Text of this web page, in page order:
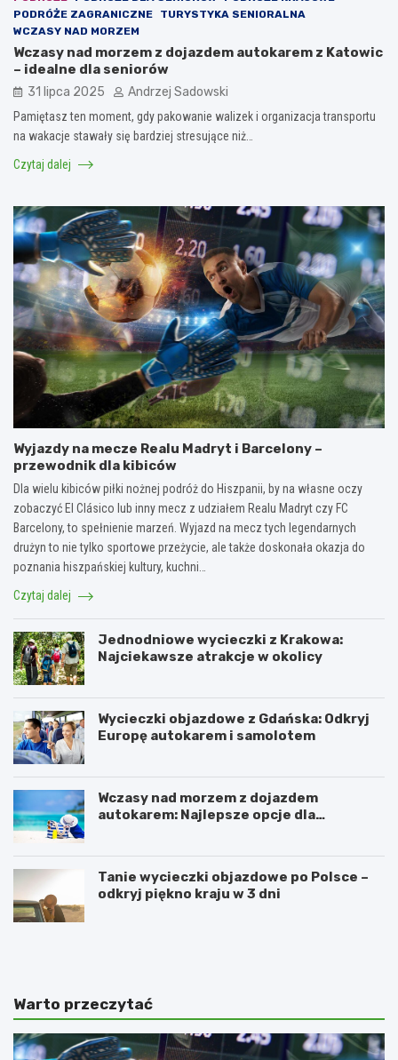
PODRÓŻE ZAGRANICZNE
TURYSTYKA SENIORALNA
WCZASY NAD MORZEM
Wczasy nad morzem z dojazdem autokarem z Katowic
– idealne dla seniorów
31 lipca 2025 Andrzej Sadowski
Pamiętasz ten moment, gdy pakowanie walizek i organizacja transportu
na wakacje stawały się bardziej stresujące niż…
Czytaj dalej
Wyjazdy na mecze Realu Madryt i Barcelony –
przewodnik dla kibiców
Dla wielu kibiców piłki nożnej podróż do Hiszpanii, by na własne oczy
zobaczyć El Clásico lub inny mecz z udziałem Realu Madryt czy FC
Barcelony, to spełnienie marzeń. Wyjazd na mecz tych legendarnych
drużyn to nie tylko sportowe przeżycie, ale także doskonała okazja do
poznania hiszpańskiej kultury, kuchni…
Czytaj dalej
Jednodniowe wycieczki z Krakowa:
Najciekawsze atrakcje w okolicy
Wycieczki objazdowe z Gdańska: Odkryj
Europę autokarem i samolotem
Wczasy nad morzem z dojazdem
autokarem: Najlepsze opcje dla
Tanie wycieczki objazdowe po Polsce –
odkryj piękno kraju w 3 dni
R
w
a
t
S
O
d
ź
n
o
Warto przeczytać